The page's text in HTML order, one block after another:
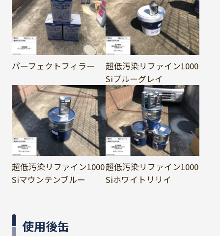
パーフェクトフィラー
超低汚染リファイン1000
Siブルーグレイ
超低汚染リファイン1000
Siマウンテンブルー
超低汚染リファイン1000
Siホワイトリリイ
使用後缶